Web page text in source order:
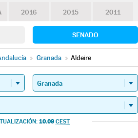
2016 2015 2011
SENADO
» Granada » Aldeire
10.09 CEST